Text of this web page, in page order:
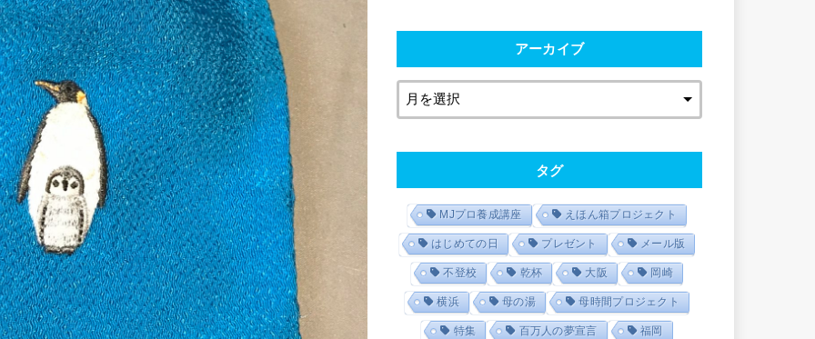
アーカイブ
タグ
MJプロ養成講座 えほん箱プロジェクト
はじめての日 プレゼント メール版
不登校 乾杯 大阪 岡崎
横浜 母の湯 母時間プロジェクト
特集 百万人の夢宣言 福岡